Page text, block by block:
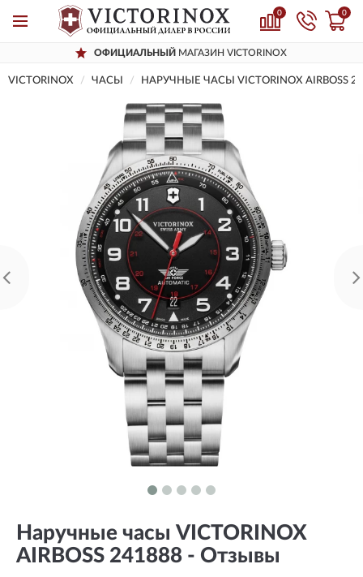
0 0
ОФИЦИАЛЬНЫЙ МАГАЗИН VICTORINOX
VICTORINOX ЧАСЫ НАРУЧНЫЕ ЧАСЫ VICTORINOX AIRBOSS
Наручные часы VICTORINOX
AIRBOSS 241888 - Отзывы